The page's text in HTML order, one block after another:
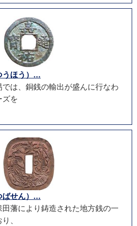
うほう）...
は、銅銭の輸出が盛んに行なわ
ズを
ばせん）...
藩により鋳造された地方銭の一
、